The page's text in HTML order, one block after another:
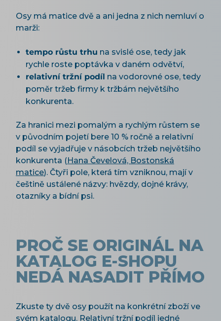
Osy má matice dvě a ani jedna z nich nemluví o
marži:
tempo růstu trhu na svislé ose, tedy jak
rychle roste poptávka v daném odvětví,
relativní tržní podíl na vodorovné ose, tedy
poměr tržeb firmy k tržbám největšího
konkurenta.
Za hranici mezi pomalým a rychlým růstem se
v původním pojetí bere 10 % ročně a relativní
podíl se vyjadřuje v násobcích tržeb největšího
konkurenta (Hana Čevelová, Bostonská
matice). Čtyři pole, která tím vzniknou, mají v
češtině ustálené názvy: hvězdy, dojné krávy,
otazníky a bídní psi.
PROČ SE ORIGINÁL NA
KATALOG E-SHOPU
NEDÁ NASADIT PŘÍMO
Zkuste ty dvě osy použít na konkrétní zboží ve
svém katalogu. Relativní tržní podíl jedné